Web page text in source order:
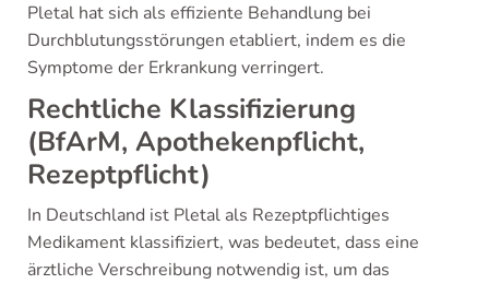
Pletal hat sich als effiziente Behandlung bei
Durchblutungsstörungen etabliert, indem es die
Symptome der Erkrankung verringert.
Rechtliche Klassifizierung
(BfArM, Apothekenpflicht,
Rezeptpflicht)
In Deutschland ist Pletal als Rezeptpflichtiges
Medikament klassifiziert, was bedeutet, dass eine
ärztliche Verschreibung notwendig ist, um das